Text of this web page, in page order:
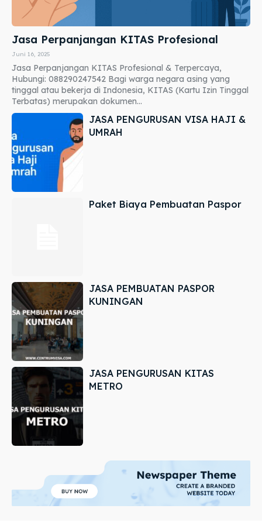
Jasa Perpanjangan KITAS Profesional
Juni 16, 2025
Jasa Perpanjangan KITAS Profesional & Terpercaya,
Hubungi: 088290247542 Bagi warga negara asing yang
tinggal atau bekerja di Indonesia, KITAS (Kartu Izin Tinggal
Terbatas) merupakan dokumen...
JASA PENGURUSAN VISA HAJI &
UMRAH
Paket Biaya Pembuatan Paspor
JASA PEMBUATAN PASPOR
KUNINGAN
JASA PENGURUSAN KITAS
METRO